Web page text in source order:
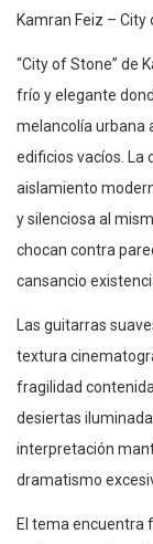
Kamran Feiz – City
“City of Stone” de
frío y elegante
melancolía urbana
edificios vacíos. La
aislamiento
y silenciosa al
chocan contra
cansancio
Las guitarras
textura
fragilidad
desiertas
interpretación
dramatismo
El tema encuentra